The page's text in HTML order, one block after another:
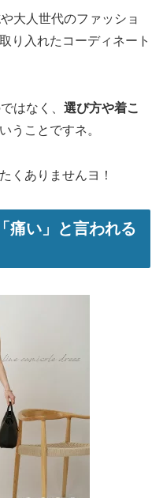
大人世代のファッショ
り入れたコーディネート
はなく、 選び方や着こ
うことですネ。
くありませんヨ！
痛い」と言われる